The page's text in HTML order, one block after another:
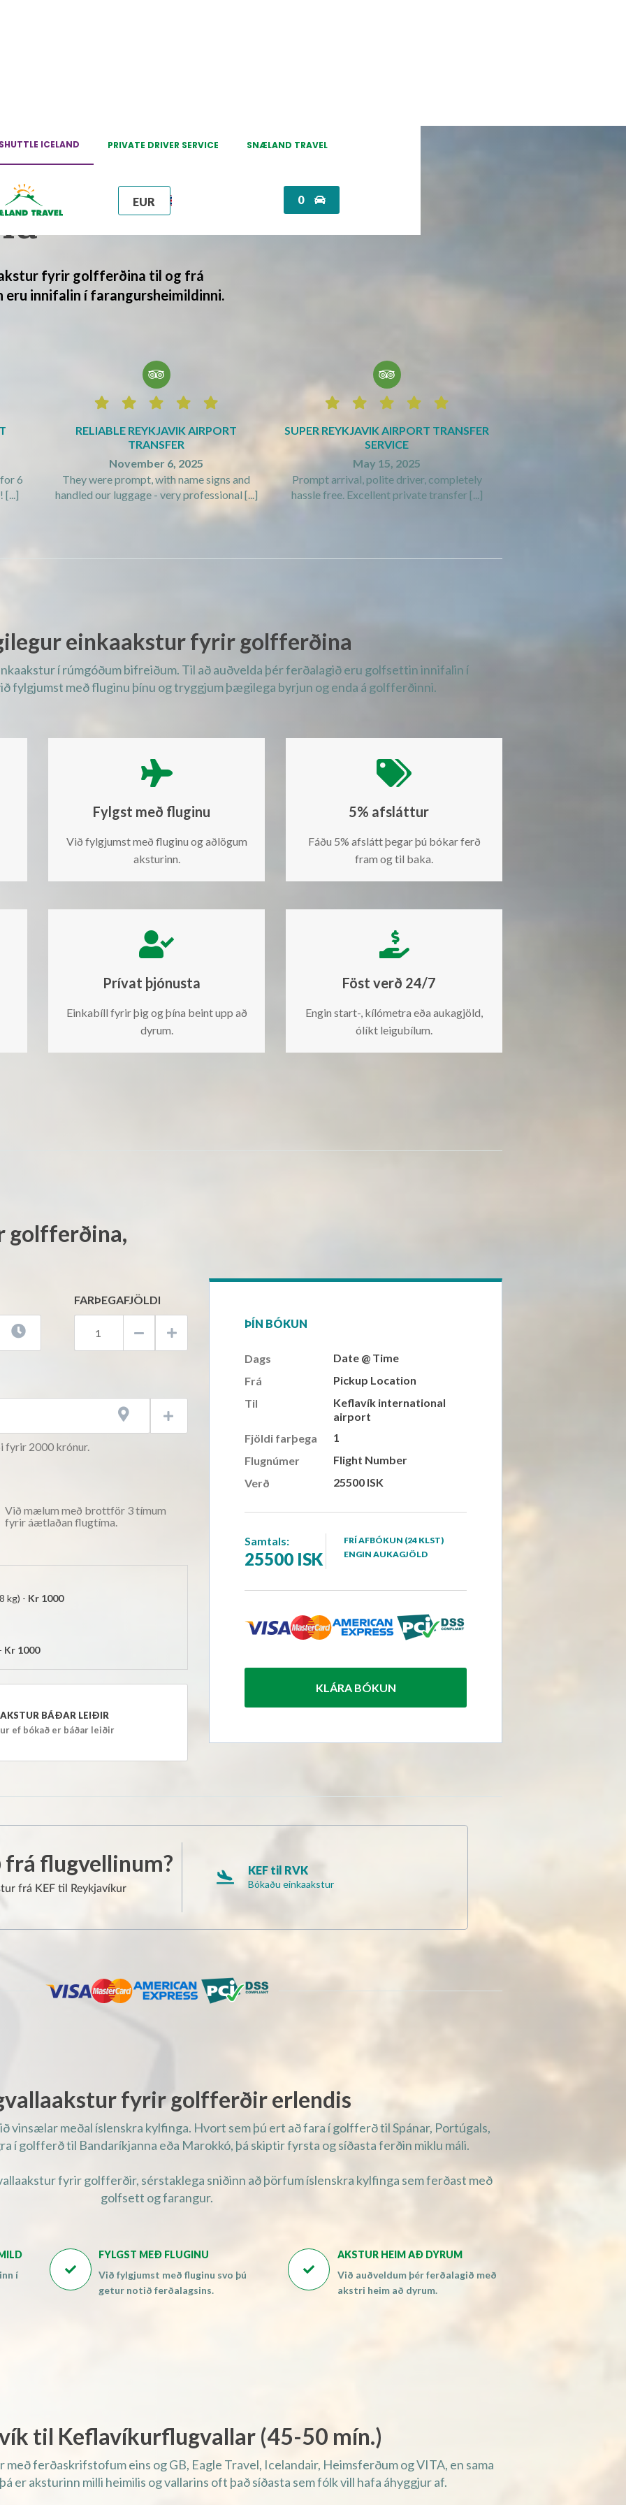
ICELAND PRIVATE DRIVER SERVICE SNÆLAND TRAVEL
EN
EUR
ISK
GBP
0 
fyrir
fyrir golfferðina til og frá
innifalin í farangursheimildinni.
6
[...]

    
RELIABLE REYKJAVIK AIRPORT
TRANSFER
November 6, 2025
They were prompt, with name signs and
handled our luggage - very professional [...]

    
SUPER REYKJAVIK AIRPORT TRANSFER
SERVICE
May 15, 2025
Prompt arrival, polite driver, completely
hassle free. Excellent private transfer [...]
einkaakstur fyrir golfferðina
í rúmgóðum bifreiðum. Til að auðvelda þér ferðalagið eru golfsettin innifalin í
fylgjumst með fluginu þínu og tryggjum þægilega byrjun og enda á golfferðinni.

Fylgst með fluginu
Við fylgjumst með fluginu og aðlögum
aksturinn.

5% afsláttur
Fáðu 5% afslátt þegar þú bókar ferð
fram og til baka.

Prívat þjónusta
Einkabíll fyrir þig og þína beint upp að
dyrum.

Föst verð 24/7
Engin start-, kílómetra eða aukagjöld,
ólíkt leigubílum.
golfferðina,

FARÞEGAFJÖLDI
 
 
fyrir 2000 krónur.
Við mælum með brottför 3 tímum
fyrir áætlaðan flugtíma.
kg) - Kr 1000
Kr 1000
BÁÐAR LEIÐIR
ef bókað er báðar leiðir
ÞÍN BÓKUN
Dags
Date @ Time
Frá
Pickup Location
Til
Keflavík international
airport
Fjöldi farþega
1
Flugnúmer
Flight Number
Verð
25500 ISK
Samtals:
25500 ISK
FRÍ AFBÓKUN (24 KLST)
ENGIN AUKAGJÖLD
KLÁRA BÓKUN
frá flugvellinum?
frá KEF til Reykjavíkur
 KEF til RVK
Bókaðu einkaakstur
fyrir golfferðir erlendis
vinsælar meðal íslenskra kylfinga. Hvort sem þú ert að fara í golfferð til Spánar, Portúgals,
í golfferð til Bandaríkjanna eða Marokkó, þá skiptir fyrsta og síðasta ferðin miklu máli.
fyrir golfferðir, sérstaklega sniðinn að þörfum íslenskra kylfinga sem ferðast með
golfsett og farangur.
í

FYLGST MEÐ FLUGINU
Við fylgjumst með fluginu svo þú
getur notið ferðalagsins.

AKSTUR HEIM AÐ DYRUM
Við auðveldum þér ferðalagið með
akstri heim að dyrum.
til Keflavíkurflugvallar (45-50 mín.)
ferðaskrifstofum eins og GB, Eagle Travel, Icelandair, Heimsferðum og VITA, en sama
er aksturinn milli heimilis og vallarins oft það síðasta sem fólk vill hafa áhyggjur af.